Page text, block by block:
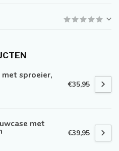
met sproeier,
€35,95
met
€39,95